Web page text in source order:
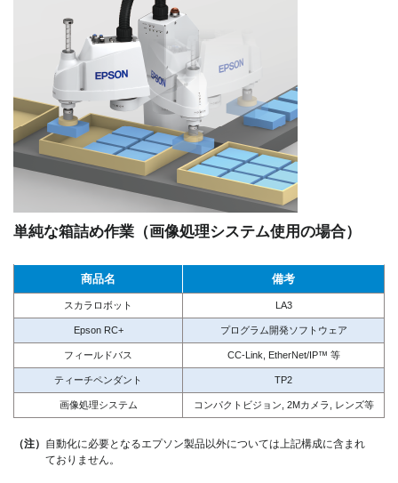
単純な箱詰め作業（画像処理システム使用の場合）
商品名 備考
スカラロボット LA3
Epson RC+ プログラム開発ソフトウェア
フィールドバス CC-Link, EtherNet/IP™ 等
ティーチペンダント TP2
画像処理システム コンパクトビジョン, 2Mカメラ, レンズ等
（注） 自動化に必要となるエプソン製品以外については上記構成に含まれ
ておりません。